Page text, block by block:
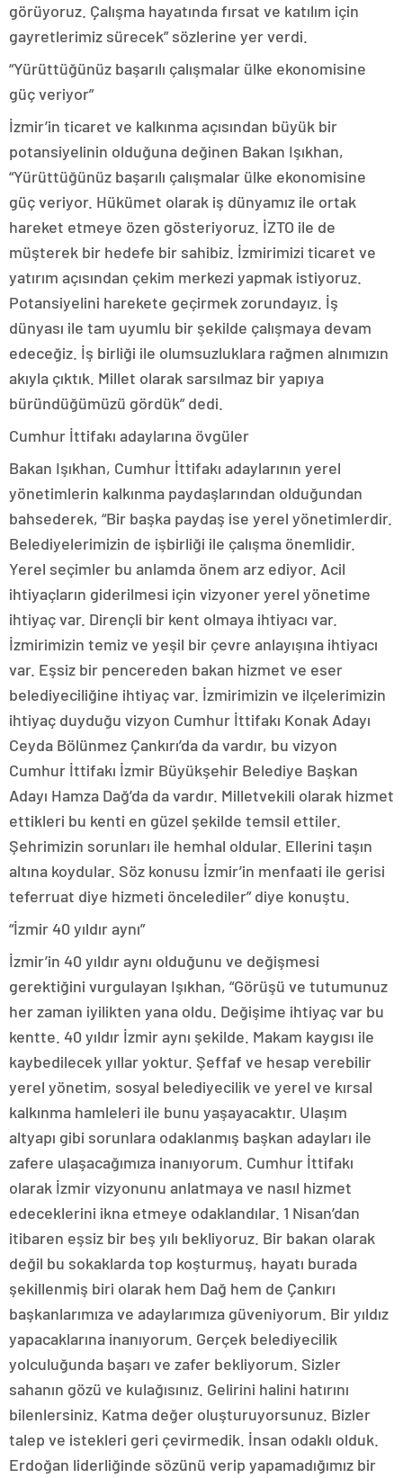
görüyoruz. Çalışma hayatında fırsat ve katılım için
gayretlerimiz sürecek” sözlerine yer verdi.
“Yürüttüğünüz başarılı çalışmalar ülke ekonomisine
güç veriyor”
İzmir’in ticaret ve kalkınma açısından büyük bir
potansiyelinin olduğuna değinen Bakan Işıkhan,
“Yürüttüğünüz başarılı çalışmalar ülke ekonomisine
güç veriyor. Hükümet olarak iş dünyamız ile ortak
hareket etmeye özen gösteriyoruz. İZTO ile de
müşterek bir hedefe bir sahibiz. İzmirimizi ticaret ve
yatırım açısından çekim merkezi yapmak istiyoruz.
Potansiyelini harekete geçirmek zorundayız. İş
dünyası ile tam uyumlu bir şekilde çalışmaya devam
edeceğiz. İş birliği ile olumsuzluklara rağmen alnımızın
akıyla çıktık. Millet olarak sarsılmaz bir yapıya
büründüğümüzü gördük” dedi.
Cumhur İttifakı adaylarına övgüler
Bakan Işıkhan, Cumhur İttifakı adaylarının yerel
yönetimlerin kalkınma paydaşlarından olduğundan
bahsederek, “Bir başka paydaş ise yerel yönetimlerdir.
Belediyelerimizin de işbirliği ile çalışma önemlidir.
Yerel seçimler bu anlamda önem arz ediyor. Acil
ihtiyaçların giderilmesi için vizyoner yerel yönetime
ihtiyaç var. Dirençli bir kent olmaya ihtiyacı var.
İzmirimizin temiz ve yeşil bir çevre anlayışına ihtiyacı
var. Eşsiz bir pencereden bakan hizmet ve eser
belediyeciliğine ihtiyaç var. İzmirimizin ve ilçelerimizin
ihtiyaç duyduğu vizyon Cumhur İttifakı Konak Adayı
Ceyda Bölünmez Çankırı’da da vardır, bu vizyon
Cumhur İttifakı İzmir Büyükşehir Belediye Başkan
Adayı Hamza Dağ’da da vardır. Milletvekili olarak hizmet
ettikleri bu kenti en güzel şekilde temsil ettiler.
Şehrimizin sorunları ile hemhal oldular. Ellerini taşın
altına koydular. Söz konusu İzmir’in menfaati ile gerisi
teferruat diye hizmeti öncelediler” diye konuştu.
“İzmir 40 yıldır aynı”
İzmir’in 40 yıldır aynı olduğunu ve değişmesi
gerektiğini vurgulayan Işıkhan, “Görüşü ve tutumunuz
her zaman iyilikten yana oldu. Değişime ihtiyaç var bu
kentte. 40 yıldır İzmir aynı şekilde. Makam kaygısı ile
kaybedilecek yıllar yoktur. Şeffaf ve hesap verebilir
yerel yönetim, sosyal belediyecilik ve yerel ve kırsal
kalkınma hamleleri ile bunu yaşayacaktır. Ulaşım
altyapı gibi sorunlara odaklanmış başkan adayları ile
zafere ulaşacağımıza inanıyorum. Cumhur İttifakı
olarak İzmir vizyonunu anlatmaya ve nasıl hizmet
edeceklerini ikna etmeye odaklandılar. 1 Nisan’dan
itibaren eşsiz bir beş yılı bekliyoruz. Bir bakan olarak
değil bu sokaklarda top koşturmuş, hayatı burada
şekillenmiş biri olarak hem Dağ hem de Çankırı
başkanlarımıza ve adaylarımıza güveniyorum. Bir yıldız
yapacaklarına inanıyorum. Gerçek belediyecilik
yolculuğunda başarı ve zafer bekliyorum. Sizler
sahanın gözü ve kulağısınız. Gelirini halini hatırını
bilenlersiniz. Katma değer oluşturuyorsunuz. Bizler
talep ve istekleri geri çevirmedik. İnsan odaklı olduk.
Erdoğan liderliğinde sözünü verip yapamadığımız bir